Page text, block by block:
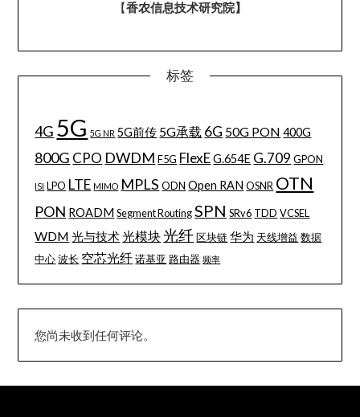
【香农信息技术研究院】
标签
4G 5G 5G NR 5G前传 5G承载 6G 50G PON 400G
800G CPO DWDM F5G FlexE G.654E G.709 GPON
ISI LPO LTE MIMO MPLS ODN Open RAN OSNR OTN
PON ROADM Segment Routing SPN SRv6 TDD VCSEL
WDM 光与技术 光模块光纤 区块链 华为 天线增益 数据
中心 波长 空芯光纤 诺基亚 路由器 频率
您尚未收到任何评论。